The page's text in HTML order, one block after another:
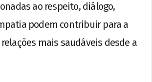
ao respeito, diálogo,
podem contribuir para a
mais saudáveis desde a